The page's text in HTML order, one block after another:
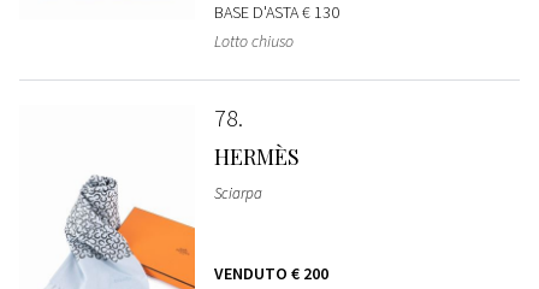
BASE D'ASTA€ 130
Lotto chiuso
78
HERMÈS
Sciarpa
VENDUTO € 200